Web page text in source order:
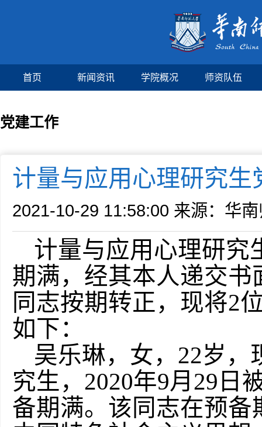
首页 新闻资讯 学院概况 师资队伍
党建工作
计量与应用心理研究
2021-10-29 11:58:00 来源：华
计量与应用心理研究
期满，经其本人递交
同志按期转正，现将2
如下：
吴乐琳，女，22岁，
究生，2020年9月29日
备期满。该同志在预